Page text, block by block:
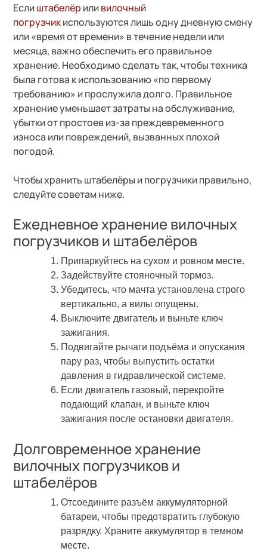
Еслиштабелёр иливилочный
погрузчикиспользуются лишь одну дневную смену
или «время от времени» в течение недели или
месяца, важно обеспечить его правильное
хранение. Необходимо сделать так, чтобы техника
была готова к использованию «по первому
требованию» и прослужила долго. Правильное
хранение уменьшает затраты на обслуживание,
убытки от простоев из-за преждевременного
износа или повреждений, вызванных плохой
погодой.
Чтобы хранить штабелёры и погрузчики правильно,
следуйте советам ниже.
Ежедневное хранение вилочных
погрузчиков и штабелёров
Припаркуйтесь на сухом и ровном месте.
Задействуйте стояночный тормоз.
Убедитесь, что мачта установлена строго
вертикально, а вилы опущены.
Выключите двигатель и выньте ключ
зажигания.
Подвигайте рычаги подъёма и опускания
пару раз, чтобы выпустить остатки
давления в гидравлической системе.
Если двигатель газовый, перекройте
подающий клапан, и выньте ключ
зажигания после остановки двигателя.
Долговременное хранение
вилочных погрузчиков и
штабелёров
Отсоедините разъём аккумуляторной
батареи, чтобы предотвратить глубокую
разрядку. Храните аккумулятор в темном
месте.